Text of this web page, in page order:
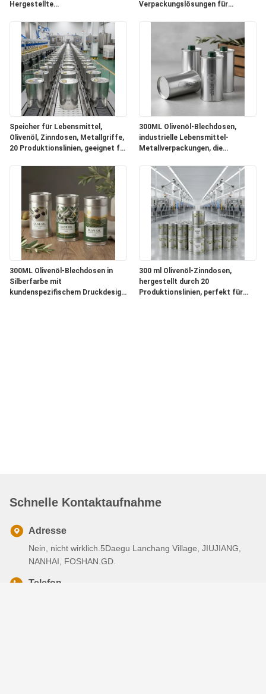
Hergestellte
Verpackungslösungen für
Speicher für Lebensmittel,
Olivenöl, Zinndosen, Metallgriffe,
20 Produktionslinien, geeignet für
300ML Olivenöl-Blechdosen,
industrielle Lebensmittel-
Metallverpackungen, die
Haltbarkeit bieten
300ML Olivenöl-Blechdosen in
Silberfarbe mit
kundenspezifischem Druckdesign,
300 ml Olivenöl-Zinndosen,
hergestellt durch 20
Produktionslinien, perfekt für
Schnelle Kontaktaufnahme
Adresse
Nein, nicht wirklich.5Daegu Lanchang Village, JIUJIANG,
NANHAI, FOSHAN.GD.
Telefon